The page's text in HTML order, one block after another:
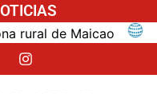
de Maicao